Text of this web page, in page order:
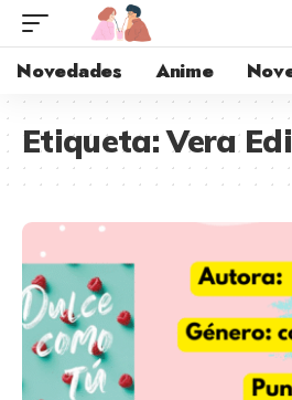
Novedades Anime
Etiqueta:Vera